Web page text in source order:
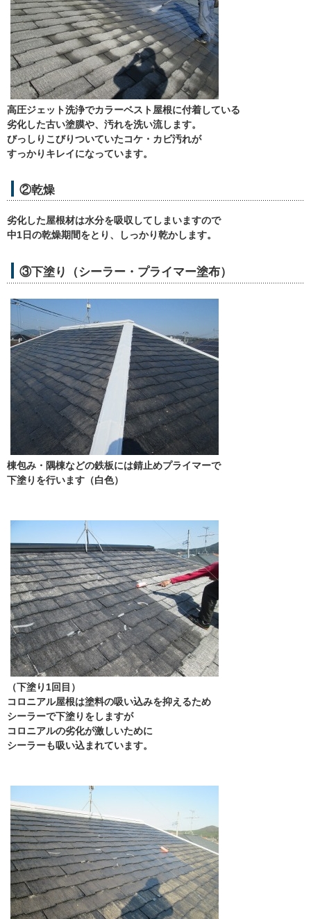
高圧ジェット洗浄でカラーベスト屋根に付着している
劣化した古い塗膜や、汚れを洗い流します。
びっしりこびりついていたコケ・カビ汚れが
すっかりキレイになっています。
②乾燥
劣化した屋根材は水分を吸収してしまいますので
中1日の乾燥期間をとり、しっかり乾かします。
③下塗り（シーラー・プライマー塗布）
棟包み・隅棟などの鉄板には錆止めプライマーで
下塗りを行います（白色）
（下塗り1回目）
コロニアル屋根は塗料の吸い込みを抑えるため
シーラーで下塗りをしますが
コロニアルの劣化が激しいために
シーラーも吸い込まれています。